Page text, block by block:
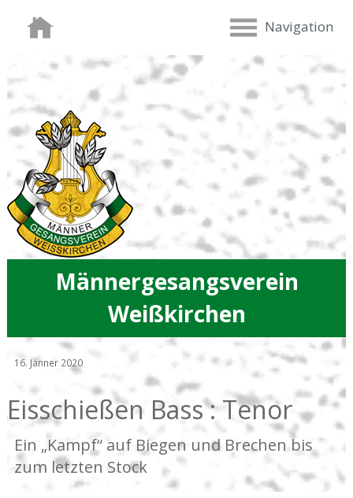
Navigation
Männergesangsverein
Weißkirchen
16. Jänner 2020
Eisschießen Bass : Tenor
Ein „Kampf“ auf Biegen und Brechen bis
zum letzten Stock